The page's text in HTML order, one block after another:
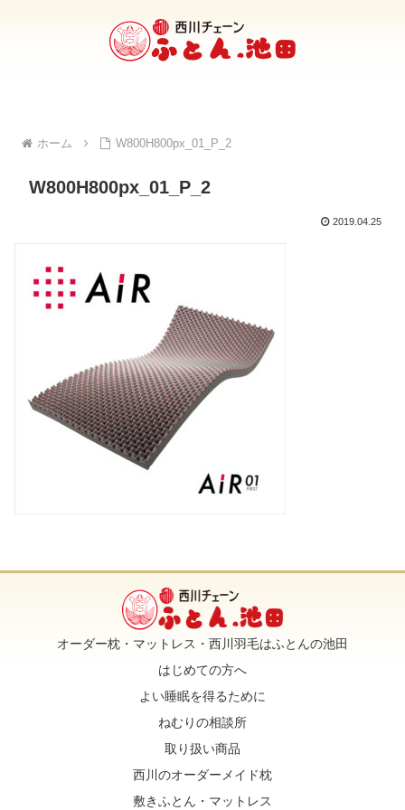
ホーム W800H800px_01_P_2
W800H800px_01_P_2
2019.04.25
オーダー枕・マットレス・西川羽毛はふとんの池田
はじめての方へ
よい睡眠を得るために
ねむりの相談所
取り扱い商品
西川のオーダーメイド枕
敷きふとん・マットレス